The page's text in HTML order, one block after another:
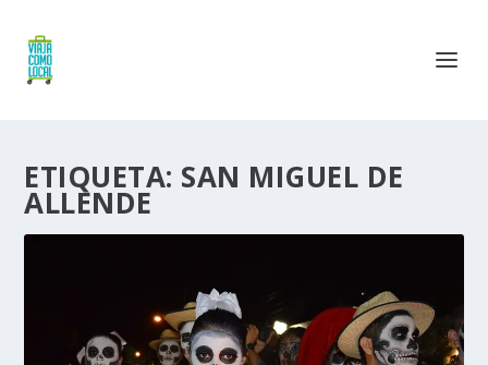
ETIQUETA: SAN MIGUEL DE
ALLENDE